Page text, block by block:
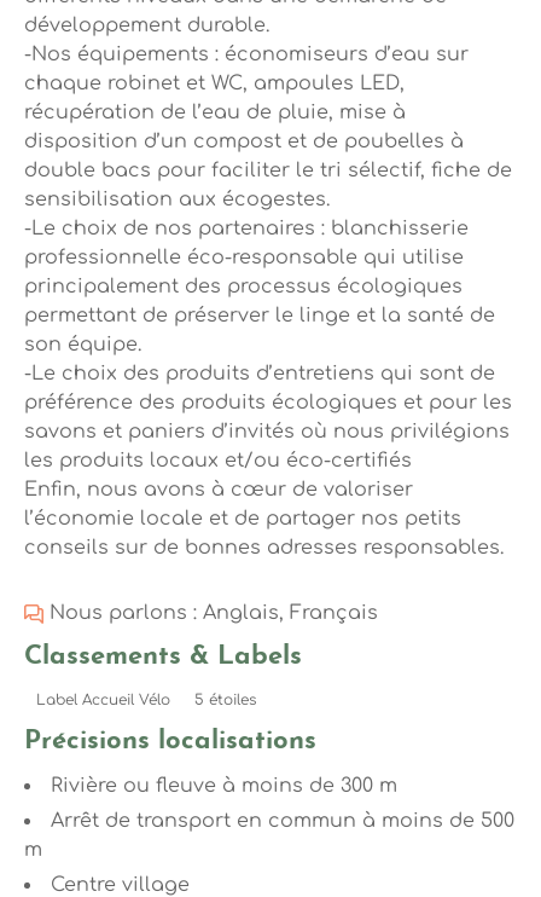
développement durable.
-Nos équipements : économiseurs d’eau sur
chaque robinet et WC, ampoules LED,
récupération de l’eau de pluie, mise à
disposition d’un compost et de poubelles à
double bacs pour faciliter le tri sélectif, fiche de
sensibilisation aux écogestes.
-Le choix de nos partenaires : blanchisserie
professionnelle éco-responsable qui utilise
principalement des processus écologiques
permettant de préserver le linge et la santé de
son équipe.
-Le choix des produits d’entretiens qui sont de
préférence des produits écologiques et pour les
savons et paniers d’invités où nous privilégions
les produits locaux et/ou éco-certifiés
Enfin, nous avons à cœur de valoriser
l’économie locale et de partager nos petits
conseils sur de bonnes adresses responsables.
Nous parlons : Anglais, Français
Classements & Labels
Label Accueil Vélo 5 étoiles
Précisions localisations
Rivière ou fleuve à moins de 300 m
Arrêt de transport en commun à moins de 500
m
Centre village